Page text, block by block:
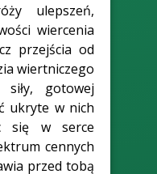
ulepszeń,
wiercenia
przejścia od
wiertniczego
siły, gotowej
ukryte w nich
się w serce
cennych
przed tobą